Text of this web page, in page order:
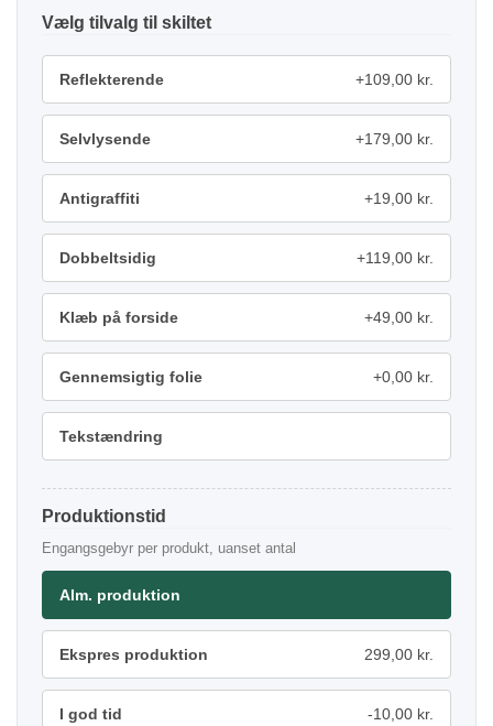
tilvalg
Reflekterende +109,00 kr.
Selvlysende +179,00 kr.
Antigraffiti +19,00 kr.
Dobbeltsidig +119,00 kr.
Klæb på forside +49,00 kr.
Gennemsigtig folie +0,00 kr.
Tekstændring
Produktionstid
Engangsgebyr per produkt, uanset antal
Alm. produktion
Ekspres produktion 299,00 kr.
I god tid -10,00 kr.